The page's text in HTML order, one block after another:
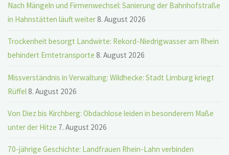
Nach Mängeln und Firmenwechsel: Sanierung der Bahnhofstraße
in Hahnstätten läuft weiter8. August 2026
Trockenheit besorgt Landwirte: Rekord-Niedrigwasser am Rhein
behindert Erntetransporte 8. August 2026
Missverständnis in Verwaltung: Wildhecke: Stadt Limburg kriegt
Rüffel8. August 2026
Von Diez bis Kirchberg: Obdachlose leiden in besonderem Maße
unter der Hitze 7. August 2026
70-jährige Geschichte: Landfrauen Rhein-Lahn verbinden